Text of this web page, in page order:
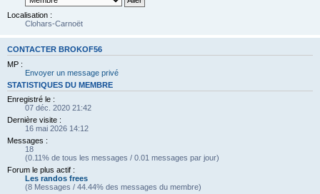
Localisation :
Clohars-Carnoët
CONTACTER BROKOF56
MP :
Envoyer un message privé
STATISTIQUES DU MEMBRE
Enregistré le :
07 déc. 2020 21:42
Dernière visite :
16 mai 2026 14:12
Messages :
18
(0.11% de tous les messages / 0.01 messages par jour)
Forum le plus actif :
Les randos frees
(8 Messages / 44.44% des messages du membre)